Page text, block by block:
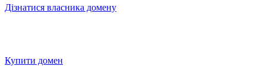
Дізнатися власника домену
Купити домен